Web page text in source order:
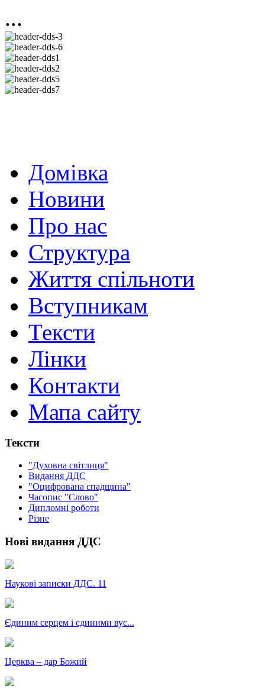
...
Домівка
Новини
Про нас
Структура
Життя спільноти
Вступникам
Тексти
Лінки
Контакти
Мапа сайту
Тексти
"Духовна світлиця"
Видання ДДС
"Оцифрована спадщина"
Часопис "Слово"
Дипломні роботи
Різне
Нові видання ДДС
Наукові записки ДДС. 11
Єдиним серцем і єдиними вус...
Церква – дар Божий